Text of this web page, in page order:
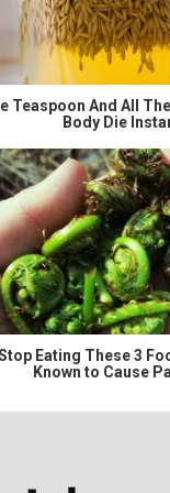
Teaspoon And All
Body Die
Eating These 3
Known to Cause